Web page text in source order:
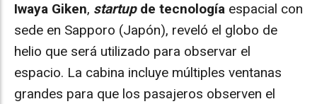
Iwaya Giken, startup de tecnología espacial con
sede en Sapporo (Japón), reveló el globo de
helio que será utilizado para observar el
espacio. La cabina incluye múltiples ventanas
grandes para que los pasajeros observen el